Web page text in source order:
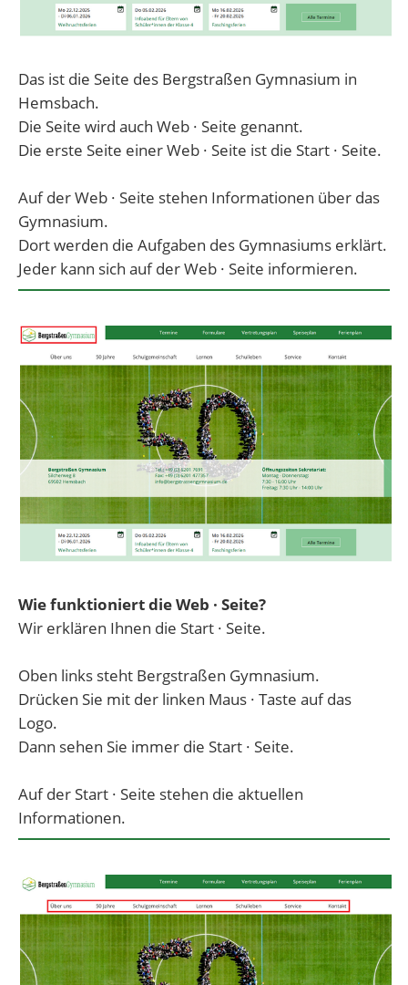
Das ist die Seite des Bergstraßen Gymnasium in
Hemsbach.
Die Seite wird auch Web · Seite genannt.
Die erste Seite einer Web · Seite ist die Start · Seite.
Auf der Web · Seite stehen Informationen über das
Gymnasium.
Dort werden die Aufgaben des Gymnasiums erklärt.
Jeder kann sich auf der Web · Seite informieren.
Wie funktioniert die Web · Seite?
Wir erklären Ihnen die Start · Seite.
Oben links steht Bergstraßen Gymnasium.
Drücken Sie mit der linken Maus · Taste auf das
Logo.
Dann sehen Sie immer die Start · Seite.
Auf der Start · Seite stehen die aktuellen
Informationen.